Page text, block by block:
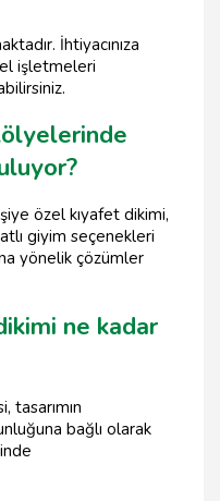
İhtiyacınıza
işletmeleri
özel kıyafet dikimi,
giyim seçenekleri
yönelik çözümler
ne kadar
tasarımın
bağlı olarak